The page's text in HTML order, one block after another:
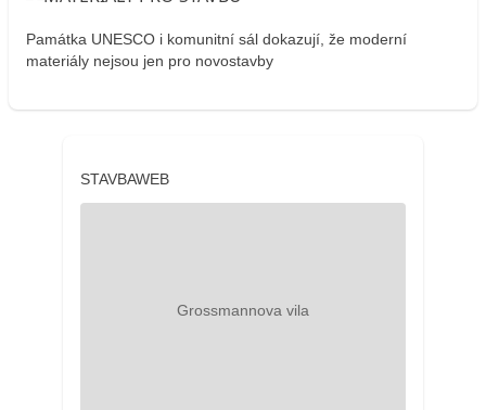
Památka UNESCO i komunitní sál dokazují, že moderní
materiály nejsou jen pro novostavby
STAVBAWEB